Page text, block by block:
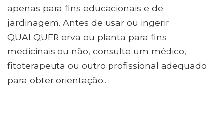
apenas para fins educacionais e de
jardinagem. Antes de usar ou ingerir
QUALQUER erva ou planta para fins
medicinais ou não, consulte um médico,
fitoterapeuta ou outro profissional adequado
para obter orientação..